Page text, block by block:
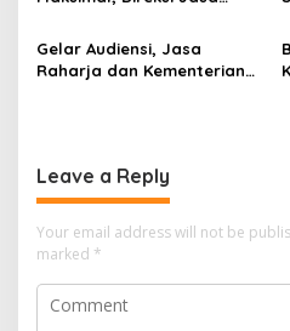
Kebakaran KM Mutiara
Sentosa II
Gelar Audiensi, Jasa
Raharja dan Kementerian
Leave a Reply
Your email address will not be
marked *